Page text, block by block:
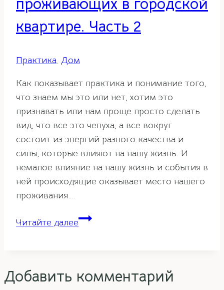
проживающих в городской
квартире. Часть 2
Практика, Дом
Как показывает практика и понимание того,
что знаем мы это или нет, хотим это
признавать или нам проще просто сделать
вид, что все это чепуха, а все вокруг
состоит из энергий разного качества и
силы, которые влияют на нашу жизнь. И
немалое влияние на нашу жизнь и события в
ней происходящие оказывает место нашего
проживания….
Читайте далееСоветы
проживающих
Добавить комментарий